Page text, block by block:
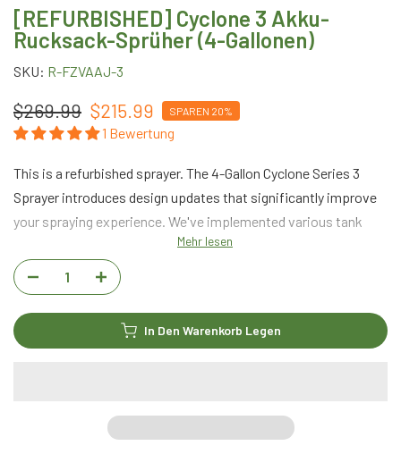
[REFURBISHED] Cyclone 3 Akku-
Rucksack-Sprüher (4-Gallonen)
SKU: R-FZVAAJ-3
$269.99 $215.99 SPAREN 20%
1 Bewertung
This is a refurbished sprayer. The 4-Gallon Cyclone Series 3
Sprayer introduces design updates that significantly improve
your spraying experience. We've implemented various tank
advancements and brand new nozzle lineups.
Mehr lesen
In Den Warenkorb Legen